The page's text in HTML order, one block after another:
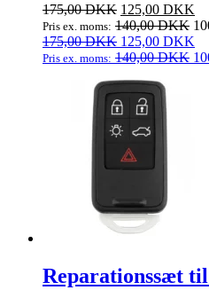
175,00DKK Den
oprindelige
pris
var:
125,00 DKK
er:
Pris ex. moms: 140,00DKK
175,00DKK Den
oprindelige
175,00 DKK.
125,00 DKK
Pris ex. moms: 140,00DKK
Reparationssæt til